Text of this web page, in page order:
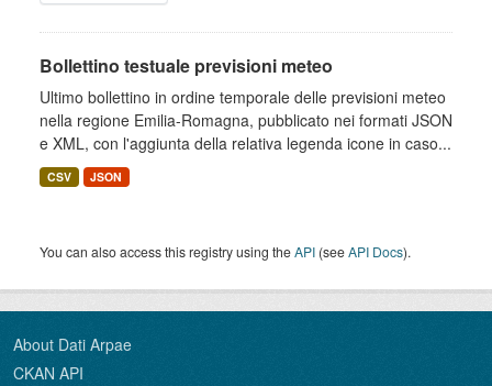
Bollettino testuale previsioni meteo
Ultimo bollettino in ordine temporale delle previsioni meteo
nella regione Emilia-Romagna, pubblicato nei formati JSON
e XML, con l'aggiunta della relativa legenda icone in caso...
CSV JSON
You can also access this registry using theAPI (seeAPI Docs).
About Dati Arpae
CKAN API